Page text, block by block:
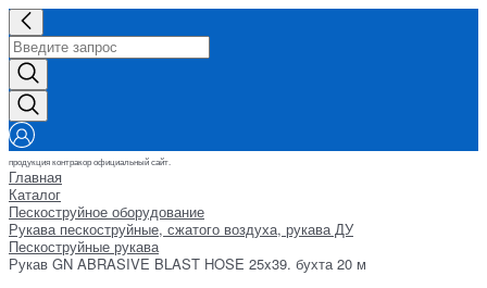
продукция контракор официальный сайт.
Главная
Каталог
Пескоструйное оборудование
Рукава пескоструйные, сжатого воздуха, рукава ДУ
Пескоструйные рукава
Рукав GN ABRASIVE BLAST HOSE 25x39. бухта 20 м